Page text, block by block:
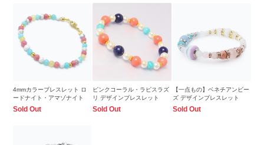
4mmカラーブレスレット ロ
ードナイト・アマゾナイト
Sold Out
ピンクコーラル・ラピスラズ
リ デザインブレスレット
Sold Out
【一点もの】ベネチアンビー
ズ デザインブレスレット
Sold Out